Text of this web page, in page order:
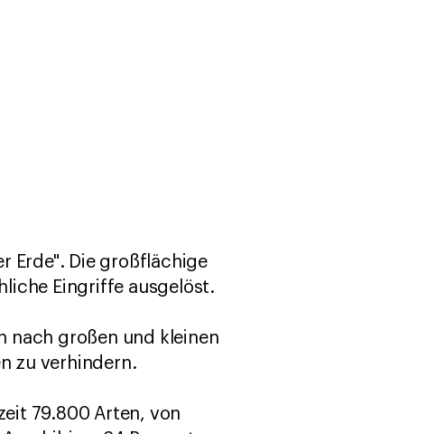
Erde". Die großflächige
Eingriffe ausgelöst.
nach großen und kleinen
zu verhindern.
79.800 Arten, von